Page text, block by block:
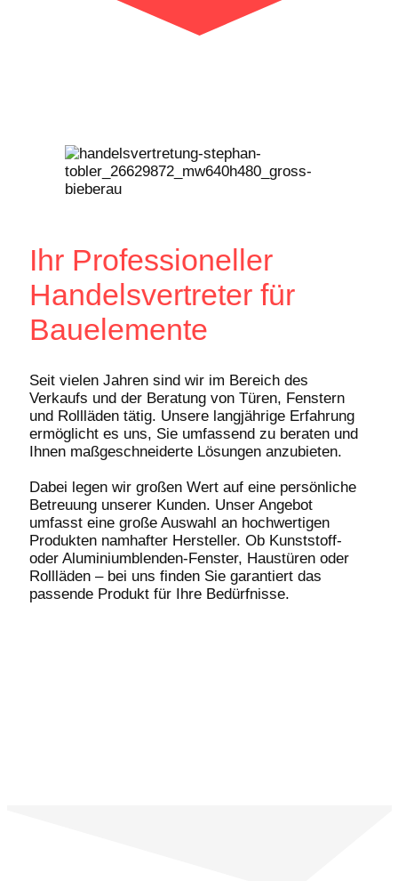
Ihr Professioneller
Handelsvertreter für
Bauelemente
Seit vielen Jahren sind wir im Bereich des
Verkaufs und der Beratung von Türen, Fenstern
und Rollläden tätig. Unsere langjährige Erfahrung
ermöglicht es uns, Sie umfassend zu beraten und
Ihnen maßgeschneiderte Lösungen anzubieten.
Dabei legen wir großen Wert auf eine persönliche
Betreuung unserer Kunden. Unser Angebot
umfasst eine große Auswahl an hochwertigen
Produkten namhafter Hersteller. Ob Kunststoff-
oder Aluminiumblenden-Fenster, Haustüren oder
Rollläden – bei uns finden Sie garantiert das
passende Produkt für Ihre Bedürfnisse.